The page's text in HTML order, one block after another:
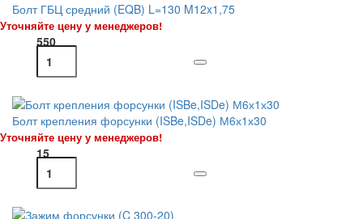
Болт ГБЦ средний (EQB) L=130 M12x1,75
Уточняйте цену у менеджеров!
550
Болт крепления форсунки (ISBe,ISDe) М6х1х30
Уточняйте цену у менеджеров!
15